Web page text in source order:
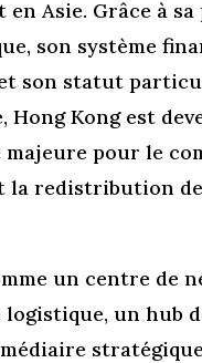
en Asie. Grâce à
son système
son statut
Hong Kong est
pour le
la redistribution de
un centre de
un hub